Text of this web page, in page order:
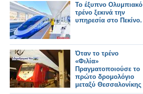
Το έξυπνο Ολυμπιακό
τρένο ξεκινά την
υπηρεσία στο Πεκίνο.
Όταν το τρένο
«Φιλία»
Πραγματοποιούσε το
πρώτο δρομολόγιο
μεταξύ Θεσσαλονίκης
-